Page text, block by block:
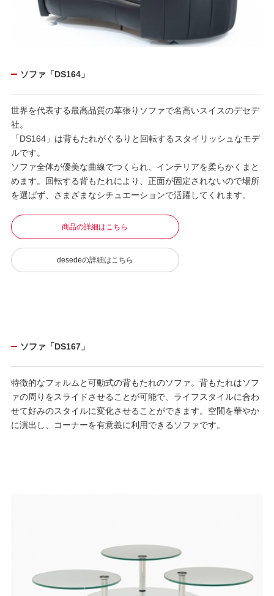
ソファ「DS164」
世界を代表する最高品質の革張りソファで名高いスイスのデセデ
社。
「DS164」は背もたれがぐるりと回転するスタイリッシュなモデ
ルです。
ソファ全体が優美な曲線でつくられ、インテリアを柔らかくまと
めます。回転する背もたれにより、正面が固定されないので場所
を選ばず、さまざまなシチュエーションで活躍してくれます。
商品の詳細はこちら
desedeの詳細はこちら
ソファ「DS167」
特徴的なフォルムと可動式の背もたれのソファ。背もたれはソフ
ァの周りをスライドさせることが可能で、ライフスタイルに合わ
せて好みのスタイルに変化させることができます。空間を華やか
に演出し、コーナーを有意義に利用できるソファです。